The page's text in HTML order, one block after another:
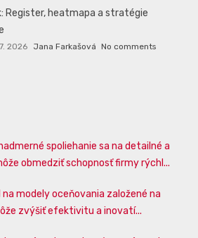
Register, heatmapa a stratégie
2026 Jana Farkašová No comments
spoliehanie sa na detailné a
obmedziť schopnosť firmy rýchl...
na modely oceňovania založené na
zvýšiť efektivitu a inovatí...